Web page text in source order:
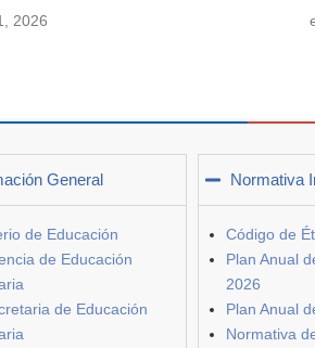
2026
General
de Educación
de Educación
de Educación
Normativa
Código de
Plan Anual
2026
Plan Anual
Normativa